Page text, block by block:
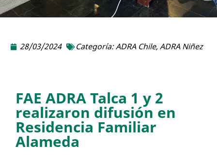
28/03/2024 Categoría:ADRA Chile,ADRA Niñez
FAE ADRA Talca 1 y 2
realizaron difusión en
Residencia Familiar
Alameda